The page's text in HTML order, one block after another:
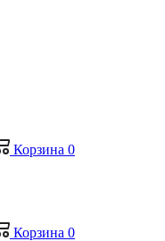
Корзина 0
Корзина 0